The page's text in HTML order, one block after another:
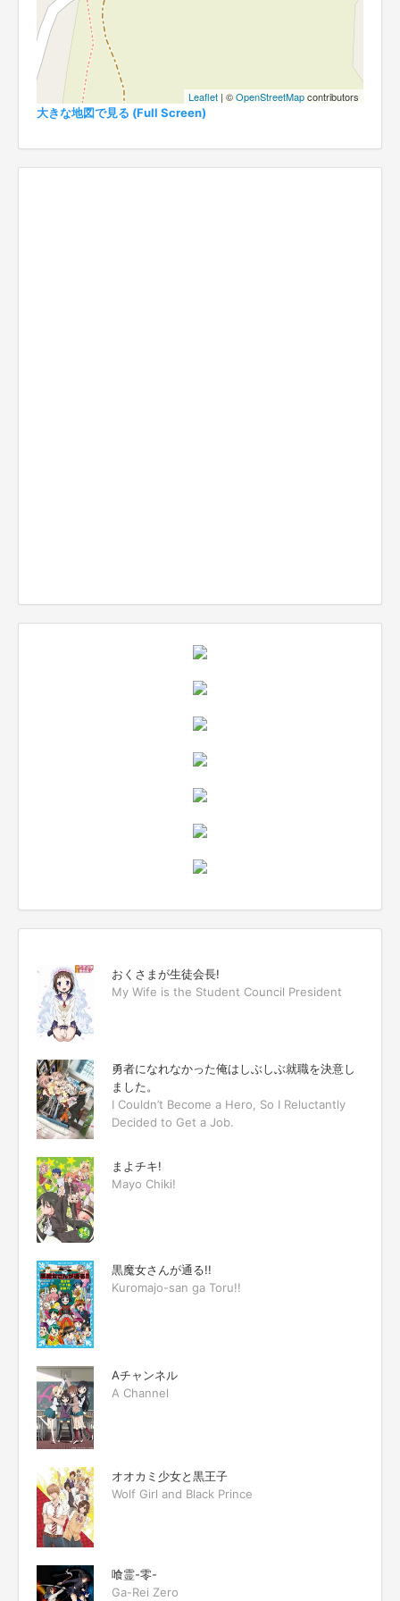
Leaflet | ©OpenStreetMapcontributors
大きな地図で見る (Full Screen)
おくさまが生徒会長!
My Wife is the Student Council President
勇者になれなかった俺はしぶしぶ就職を決意し
ました。
I Couldn’t Become a Hero, So I Reluctantly
Decided to Get a Job.
まよチキ!
Mayo Chiki!
黒魔女さんが通る!!
Kuromajo-san ga Toru!!
Aチャンネル
A Channel
オオカミ少女と黒王子
Wolf Girl and Black Prince
喰霊-零-
Ga-Rei Zero